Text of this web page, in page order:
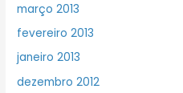
março 2013
fevereiro 2013
janeiro 2013
dezembro 2012